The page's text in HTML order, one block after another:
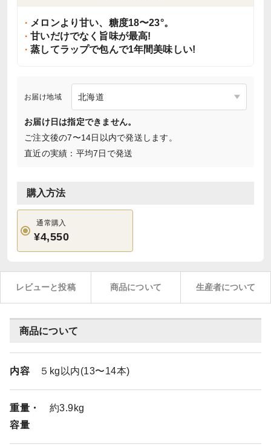
メロンより甘い、糖度18〜23°。
甘いだけでなく旨味が最高!
蒸してラップで包んで1年間美味しい!
お届け地域
お届け日は指定できません。
ご注文後の7〜14日以内で発送します。
直近の実績：平均7日で発送
購入方法
通常購入
¥4,550
レビューと投稿 商品について 生産者について
商品について
内容 ５kg以内(13〜14本)
重量・
容量
約3.9kg